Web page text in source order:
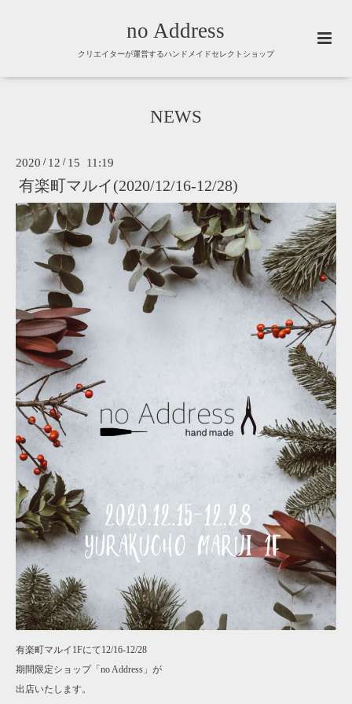
no Address
クリエイターが運営するハンドメイドセレクトショップ
NEWS
2020 / 12 / 15 11:19
有楽町マルイ(2020/12/16-12/28)
有楽町マルイ1Fにて12/16-12/28
期間限定ショップ「no Address」が
出店いたします。